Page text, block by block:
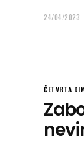
24/04/2023
ČETVRTA